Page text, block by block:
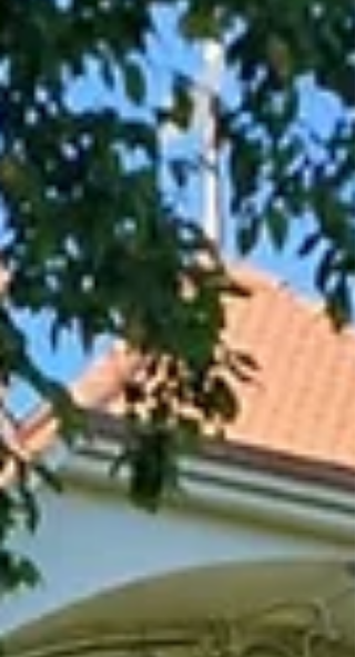
la restauration du bâti ancien, au cours
notre technologie de vitrage sous vide a attiré
l’attention et l’intérêt d’un grand nombre de
professionnels. 🎯 Une problématique
commune : améliorer sans dénaturer Les
échanges ont mis en lumière un besoin clair
dans le secteur